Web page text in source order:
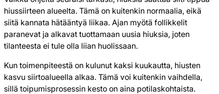
hiussiirteen alueelta. Tämä on kuitenkin normaalia, eikä
siitä kannata hätääntyä liikaa. Ajan myötä follikkelit
paranevat ja alkavat tuottamaan uusia hiuksia, joten
tilanteesta ei tule olla liian huolissaan.
Kun toimenpiteestä on kulunut kaksi kuukautta, hiusten
kasvu siirtoalueella alkaa. Tämä voi kuitenkin vaihdella,
sillä toipumisprosessin kesto on aina potilaskohtaista.